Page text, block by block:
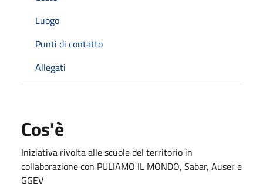
Luogo
Punti di contatto
Allegati
Cos'è
Iniziativa rivolta alle scuole del territorio in
collaborazione con PULIAMO IL MONDO, Sabar, Auser e
GGEV